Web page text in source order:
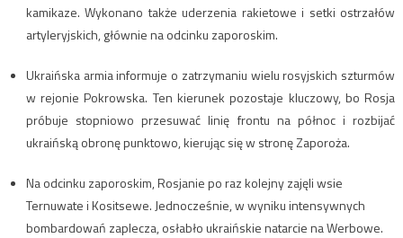
kamikaze. Wykonano także uderzenia rakietowe i setki ostrzałów
artyleryjskich, głównie na odcinku zaporoskim.
Ukraińska armia informuje o zatrzymaniu wielu rosyjskich szturmów
w rejonie Pokrowska. Ten kierunek pozostaje kluczowy, bo Rosja
próbuje stopniowo przesuwać linię frontu na północ i rozbijać
ukraińską obronę punktowo, kierując się w stronę Zaporoża.
Na odcinku zaporoskim, Rosjanie po raz kolejny zajęli wsie
Ternuwate i Kositsewe. Jednocześnie, w wyniku intensywnych
bombardowań zaplecza, osłabło ukraińskie natarcie na Werbowe.